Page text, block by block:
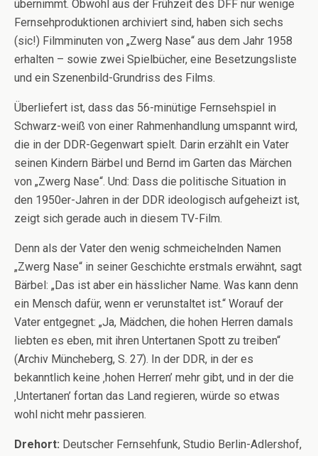
übernimmt. Obwohl aus der Frühzeit des DFF nur wenige
Fernsehproduktionen archiviert sind, haben sich sechs
(sic!) Filmminuten von „Zwerg Nase“ aus dem Jahr 1958
erhalten – sowie zwei Spielbücher, eine Besetzungsliste
und ein Szenenbild-Grundriss des Films.
Überliefert ist, dass das 56-minütige Fernsehspiel in
Schwarz-weiß von einer Rahmenhandlung umspannt wird,
die in der DDR-Gegenwart spielt. Darin erzählt ein Vater
seinen Kindern Bärbel und Bernd im Garten das Märchen
von „Zwerg Nase“. Und: Dass die politische Situation in
den 1950er-Jahren in der DDR ideologisch aufgeheizt ist,
zeigt sich gerade auch in diesem TV-Film.
Denn als der Vater den wenig schmeichelnden Namen
„Zwerg Nase“ in seiner Geschichte erstmals erwähnt, sagt
Bärbel: „Das ist aber ein hässlicher Name. Was kann denn
ein Mensch dafür, wenn er verunstaltet ist.“ Worauf der
Vater entgegnet: „Ja, Mädchen, die hohen Herren damals
liebten es eben, mit ihren Untertanen Spott zu treiben“
(Archiv Müncheberg, S. 27). In der DDR, in der es
bekanntlich keine ‚hohen Herren’ mehr gibt, und in der die
‚Untertanen’ fortan das Land regieren, würde so etwas
wohl nicht mehr passieren.
Drehort: Deutscher Fernsehfunk, Studio Berlin-Adlershof,